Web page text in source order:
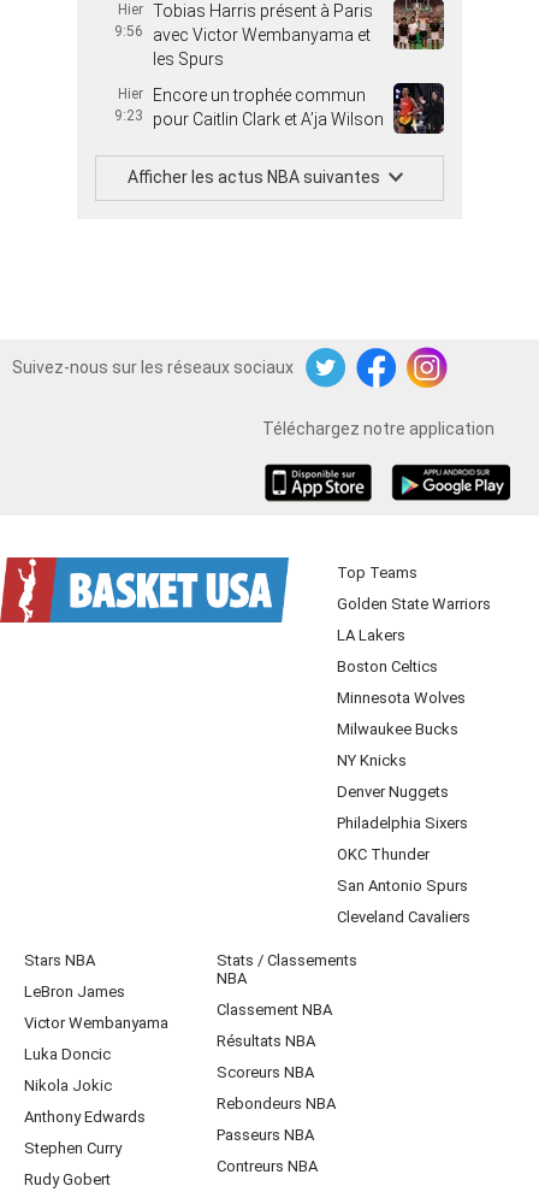
Hier
9:56
Tobias Harris présent à Paris
avec Victor Wembanyama et
les Spurs
Hier
9:23
Encore un trophée commun
pour Caitlin Clark et A’ja Wilson
Afficher les actus NBA suivantes
Suivez-nous sur les réseaux sociaux
TwitterFacebookInstagram
Téléchargez notre application
Top Teams
Golden State Warriors
LA Lakers
Boston Celtics
Minnesota Wolves
Milwaukee Bucks
NY Knicks
Denver Nuggets
Philadelphia Sixers
OKC Thunder
San Antonio Spurs
Cleveland Cavaliers
Stars NBA
LeBron James
Victor Wembanyama
Luka Doncic
Nikola Jokic
Anthony Edwards
Stephen Curry
Rudy Gobert
Stats / Classements
NBA
Classement NBA
Résultats NBA
Scoreurs NBA
Rebondeurs NBA
Passeurs NBA
Contreurs NBA